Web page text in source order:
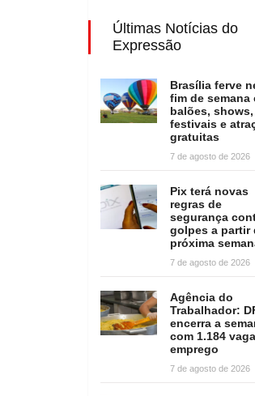
Últimas Notícias do
Expressão
Brasília ferve
fim de semana
balões, shows,
festivais e
gratuitas
7 de agosto de 2026
Pix terá novas
regras de
segurança
golpes a partir
próxima
7 de agosto de 2026
Agência do
Trabalhador:
encerra a
com 1.184
emprego
7 de agosto de 2026